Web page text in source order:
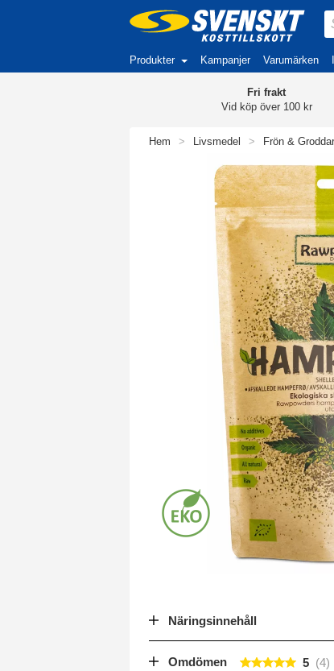
Produkter Kampanjer Varumärken
Fri frakt
Vid köp över 100 kr
Hem > Livsmedel > Frön & Groddar
Näringsinnehåll
Omdömen 5